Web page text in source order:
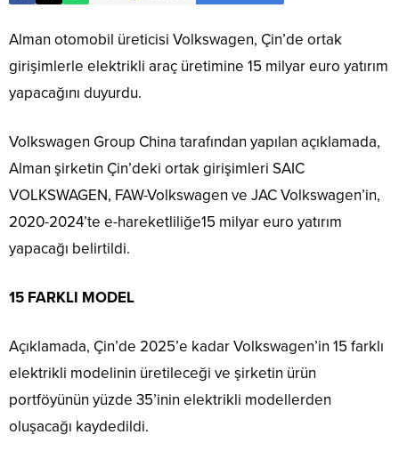
Alman otomobil üreticisi Volkswagen, Çin’de ortak
girişimlerle elektrikli araç üretimine 15 milyar euro yatırım
yapacağını duyurdu.
Volkswagen Group China tarafından yapılan açıklamada,
Alman şirketin Çin’deki ortak girişimleri SAIC
VOLKSWAGEN, FAW-Volkswagen ve JAC Volkswagen’in,
2020-2024’te e-hareketliliğe15 milyar euro yatırım
yapacağı belirtildi.
15 FARKLI MODEL
Açıklamada, Çin’de 2025’e kadar Volkswagen’in 15 farklı
elektrikli modelinin üretileceği ve şirketin ürün
portföyünün yüzde 35’inin elektrikli modellerden
oluşacağı kaydedildi.